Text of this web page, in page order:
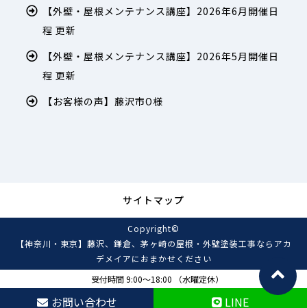
受付時間 9:00～18:00 （水曜定休）
お問い合わせ LINE
【外壁・屋根メンテナンス講座】2026年6月開催日
程 更新
【外壁・屋根メンテナンス講座】2026年5月開催日
程 更新
【お客様の声】藤沢市O様
サイトマップ
Copyright©
【神奈川・東京】藤沢、鎌倉、茅ヶ崎の屋根・外壁塗装工事ならアカ
デメイアにおまかせください
, 2022 All Rights Reserved.